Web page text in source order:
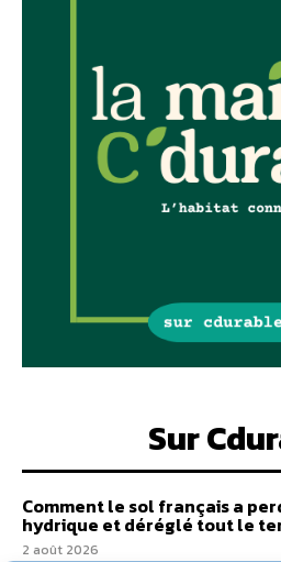
Sur
Comment le sol français a
hydrique et déréglé tout le
2 août 2026